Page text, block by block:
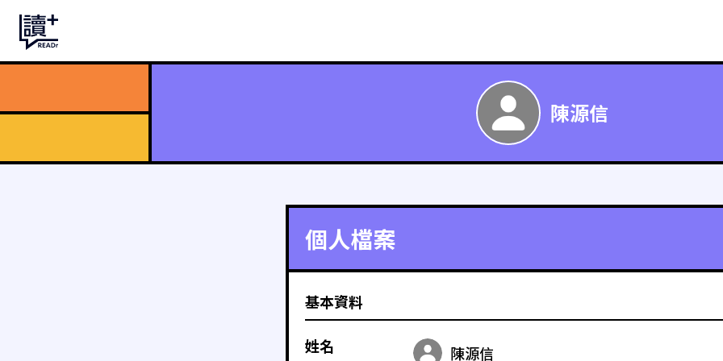
陳源信
個人檔案
基本資料
姓名 陳源信